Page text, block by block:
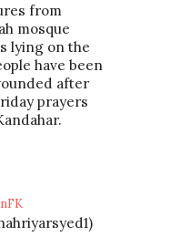
from
mosque
lying on the
have been
after
prayers